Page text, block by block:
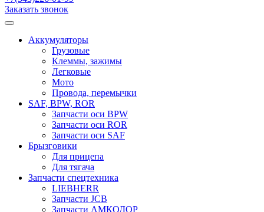
Заказать звонок
Аккумуляторы
Грузовые
Клеммы, зажимы
Легковые
Мото
Провода, перемычки
SAF, BPW, ROR
Запчасти оси BPW
Запчасти оси ROR
Запчасти оси SAF
Брызговики
Для прицепа
Для тягача
Запчасти спецтехника
LIEBHERR
Запчасти JCB
Запчасти АМКОДОР